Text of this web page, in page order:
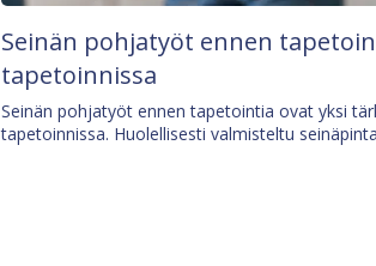
Seinän pohjatyöt ennen
tapetoinnissa
Seinän pohjatyöt ennen tapetointia ovat yksi
tapetoinnissa. Huolellisesti valmisteltu